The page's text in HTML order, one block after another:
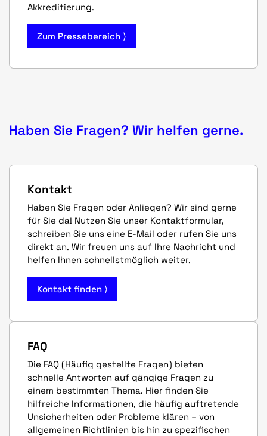
Akkreditierung.
Zum Pressebereich ⟩
Haben Sie Fragen? Wir helfen gerne.
Kontakt
Haben Sie Fragen oder Anliegen? Wir sind gerne
für Sie da! Nutzen Sie unser Kontaktformular,
schreiben Sie uns eine E-Mail oder rufen Sie uns
direkt an. Wir freuen uns auf Ihre Nachricht und
helfen Ihnen schnellstmöglich weiter.
Kontakt finden ⟩
FAQ
Die FAQ (Häufig gestellte Fragen) bieten
schnelle Antworten auf gängige Fragen zu
einem bestimmten Thema. Hier finden Sie
hilfreiche Informationen, die häufig auftretende
Unsicherheiten oder Probleme klären – von
allgemeinen Richtlinien bis hin zu spezifischen